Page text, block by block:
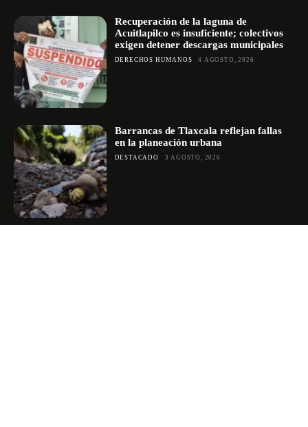
Recuperación de la laguna de
Acuitlapilco es insuficiente; colectivos
exigen detener descargas municipales
DERECHOS HUMANOS 4 AGOSTO, 2026
Barrancas de Tlaxcala reflejan fallas
en la planeación urbana
DESTACADO 3 AGOSTO, 2026